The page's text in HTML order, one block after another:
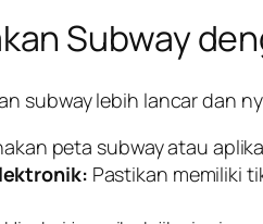
Subway
subway lebih lancar dan
peta subway atau
Pastikan memiliki